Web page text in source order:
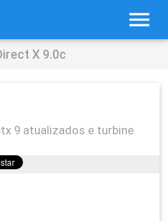
menu
X 9.0c
9 atualizados e turbine